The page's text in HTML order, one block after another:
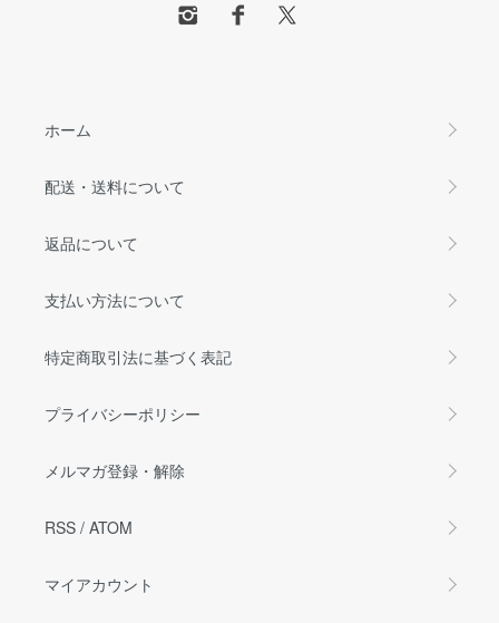
ホーム
配送・送料について
返品について
支払い方法について
特定商取引法に基づく表記
プライバシーポリシー
メルマガ登録・解除
RSS / ATOM
マイアカウント